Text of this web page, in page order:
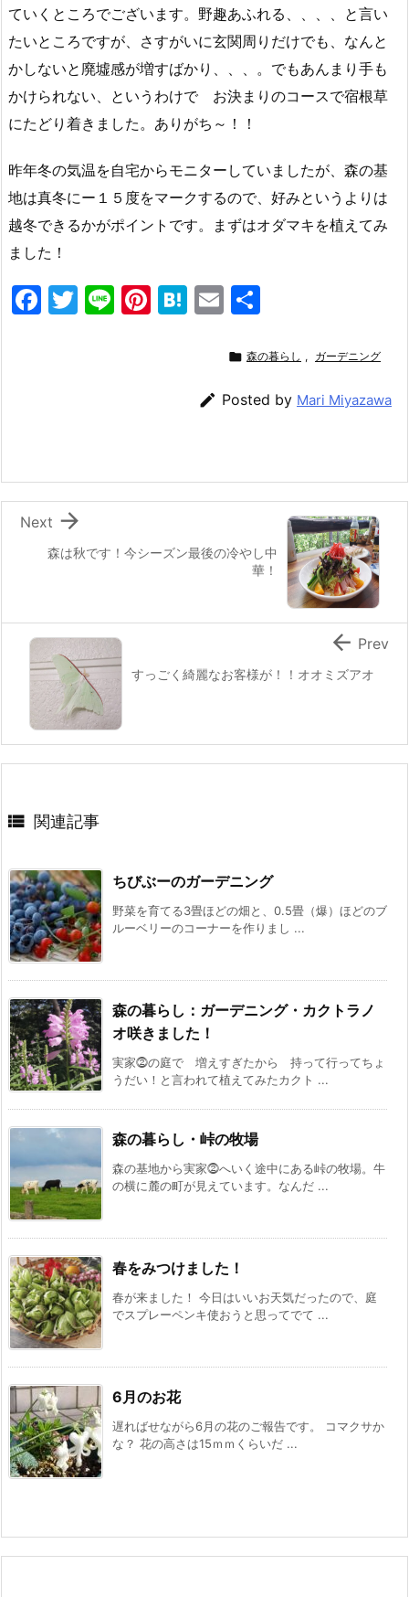
ていくところでございます。野趣あふれる、、、、と言い
たいところですが、さすがいに玄関周りだけでも、なんと
かしないと廃墟感が増すばかり、、、。でもあんまり手も
かけられない、というわけで お決まりのコースで宿根草
にたどり着きました。ありがち～！！
昨年冬の気温を自宅からモニターしていましたが、森の基
地は真冬にー１５度をマークするので、好みというよりは
越冬できるかがポイントです。まずはオダマキを植えてみ
ました！
F
o
k
T
Li Pi H
a
E
ai
l
 森の暮らし , ガーデニング
 Posted by Mari Miyazawa
森は秋です！今シーズン最後の冷やし中
華！

Next
すっごく綺麗なお客様が！！オオミズアオ
 Prev
 関連記事
ちびぶーのガーデニング
野菜を育てる3畳ほどの畑と、0.5畳（爆）ほどのブ
ルーベリーのコーナーを作りまし ...
森の暮らし：ガーデニング・カクトラノ
オ咲きました！
実家⓶の庭で 増えすぎたから 持って行ってちょ
うだい！と言われて植えてみたカクト ...
森の暮らし・峠の牧場
森の基地から実家⓶へいく途中にある峠の牧場。牛
の横に麓の町が見えています。なんだ ...
春をみつけました！
春が来ました！ 今日はいいお天気だったので、庭
でスプレーペンキ使おうと思ってでて ...
6月のお花
遅ればせながら6月の花のご報告です。 コマクサか
な？ 花の高さは15ｍｍくらいだ ...